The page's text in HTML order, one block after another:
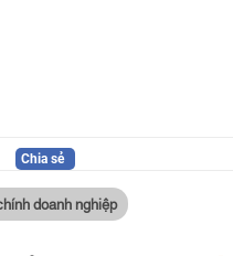
Chia sẻ
doanh nghiệp